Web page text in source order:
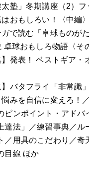
塾」冬期講座（2）フ
おもしろい！〈中編〉
で読む「卓球ものがた
球おもしろ物語〈そ
発表！ ベストギア・
バタフライ「非常識
みを自信に変えろ！
ピンポイント・アドバ
達法」／練習事典／ル
／用具のこだわり／奇
目線 ほか